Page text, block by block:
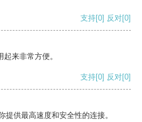
支持[0] 反对[0]
来非常方便。
支持[0] 反对[0]
供最高速度和安全性的连接。